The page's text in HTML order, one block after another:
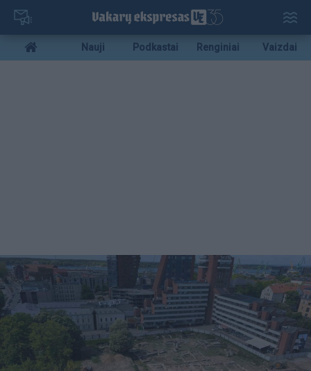
Pereiti
pagrindinį
turinį
Mobile
menu
Nauji Podkastai Renginiai Vaizdai